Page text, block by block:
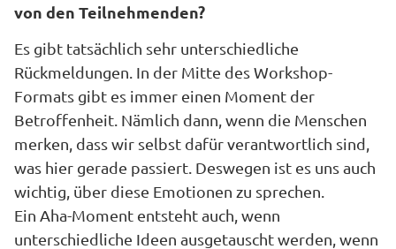
von den Teilnehmenden?
Es gibt tatsächlich sehr unterschiedliche
Rückmeldungen. In der Mitte des Workshop-
Formats gibt es immer einen Moment der
Betroffenheit. Nämlich dann, wenn die Menschen
merken, dass wir selbst dafür verantwortlich sind,
was hier gerade passiert. Deswegen ist es uns auch
wichtig, über diese Emotionen zu sprechen.
Ein Aha-Moment entsteht auch, wenn
unterschiedliche Ideen ausgetauscht werden, wenn